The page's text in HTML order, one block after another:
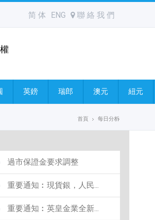
简 体 ENG 聯 絡 我 們
英鎊 瑞郎 澳元 紐元
首頁 每日分析
過市保證金要求調整
重要通知︰現貨銀，人民...
重要通知︰英皇金業全新...